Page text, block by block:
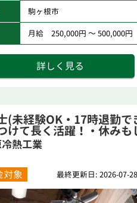
駒ヶ根市
月給 250,000円 ～ 500,000円
詳しく見る
(未経験OK・17時退勤で
けて長く活躍！・休みも
熱工業
対象 最終更新日: 2026-07-